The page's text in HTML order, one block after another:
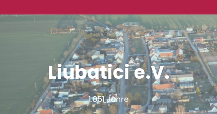
Liubatici e.V.
1.051 Jahre